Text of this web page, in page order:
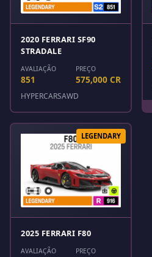
2020 FERRARI SF90
STRADALE
AVALIAÇÃO
851
PREÇO
575,000 CR
HYPERCARSAWD
LEGENDARY
2025 FERRARI F80
AVALIAÇÃO PREÇO